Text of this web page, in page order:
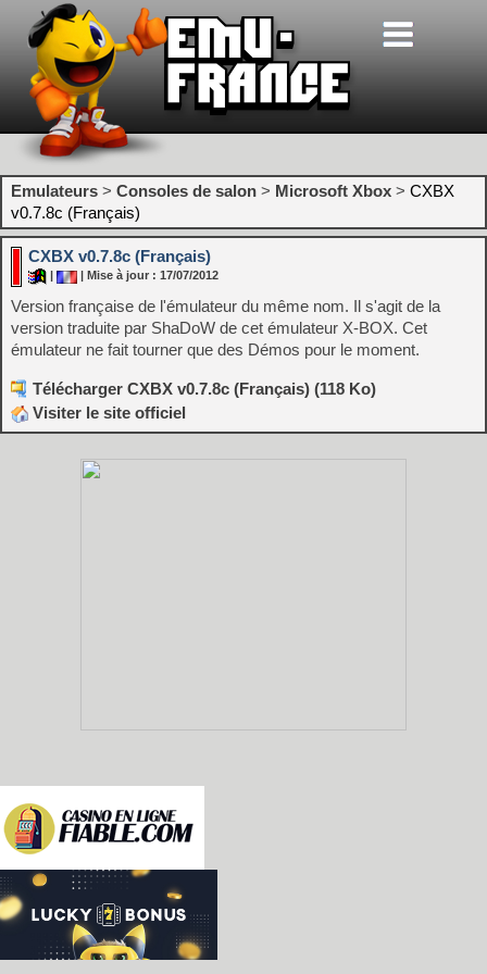
Emulateurs > Consoles de salon > Microsoft Xbox > CXBX
v0.7.8c (Français)
CXBX v0.7.8c (Français)
| Mise à jour : 17/07/2012
Version française de l'émulateur du même nom. Il s'agit de la
version traduite par ShaDoW de cet émulateur X-BOX. Cet
émulateur ne fait tourner que des Démos pour le moment.
Télécharger CXBX v0.7.8c (Français) (118 Ko)
Visiter le site officiel